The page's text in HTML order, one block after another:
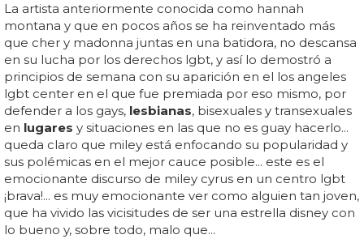
La artista anteriormente conocida como hannah
montana y que en pocos años se ha reinventado más
que cher y madonna juntas en una batidora, no descansa
en su lucha por los derechos lgbt, y así lo demostró a
principios de semana con su aparición en el los angeles
lgbt center en el que fue premiada por eso mismo, por
defender a los gays, lesbianas, bisexuales y transexuales
en lugares y situaciones en las que no es guay hacerlo...
queda claro que miley está enfocando su popularidad y
sus polémicas en el mejor cauce posible... este es el
emocionante discurso de miley cyrus en un centro lgbt
¡brava!... es muy emocionante ver como alguien tan joven,
que ha vivido las vicisitudes de ser una estrella disney con
lo bueno y, sobre todo, malo que...